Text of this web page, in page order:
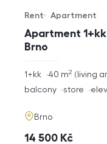
Apartment
Brno
Offer type
Rent
Property type
Apartment
rozměry
1+kk living
40 m2
funkce
balcony store
adresa
Brno
cena
14 500 Kč